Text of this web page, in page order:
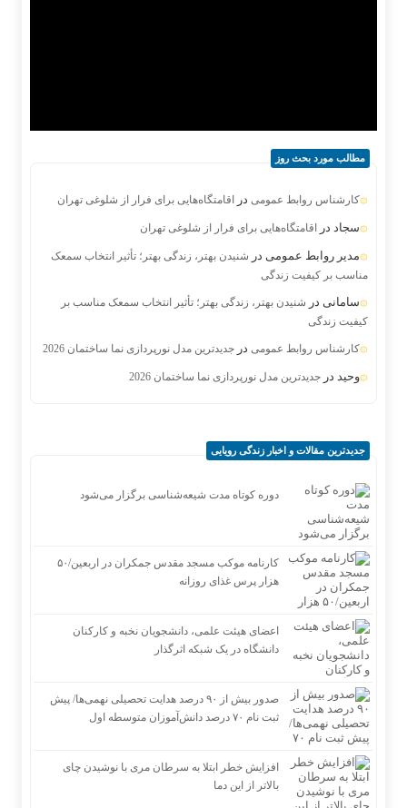
مطالب مورد بحث روز
کارشناس روابط عمومی در اقامتگاه‌هایی برای فرار از شلوغی تهران
سجاد در اقامتگاه‌هایی برای فرار از شلوغی تهران
مدیر روابط عمومی در شنیدن بهتر، زندگی بهتر؛ تأثیر انتخاب سمعک
مناسب بر کیفیت زندگی
سامانی در شنیدن بهتر، زندگی بهتر؛ تأثیر انتخاب سمعک مناسب بر
کیفیت زندگی
کارشناس روابط عمومی در جدیدترین مدل نورپردازی نما ساختمان 2026
وحید در جدیدترین مدل نورپردازی نما ساختمان 2026
جدیدترین مقالات و اخبار زندگی رویایی
دوره کوتاه مدت شیعه‌شناسی برگزار می‌شود
کارنامه موکب مسجد مقدس جمکران در اربعین/۵۰
هزار پرس غذای روزانه
اعضای هیئت علمی، دانشجویان نخبه و کارکنان
دانشگاه در یک شبکه‌ اثرگذار
صدور بیش از ۹۰ درصد هدایت تحصیلی نهمی‌ها/ پیش
ثبت نام ۷۰ درصد دانش‌آموزان متوسطه اول
افزایش خطر ابتلا به سرطان مری با نوشیدن چای
بالاتر از این دما